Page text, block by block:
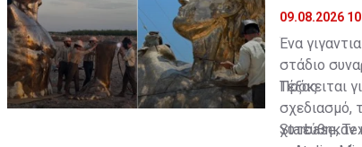
09.08.2026
Ένα
στάδιο
Τέξας.
Πρόκειται
σχεδιασμό,
χυτεύθηκαν
Starbase,